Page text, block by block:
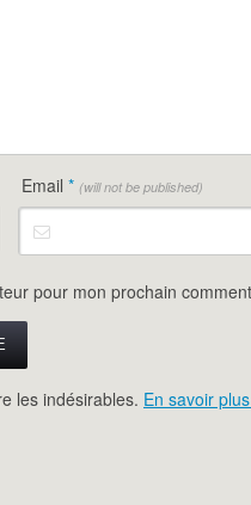
Email * (will not be published)
pour mon prochain
les indésirables. En savoir